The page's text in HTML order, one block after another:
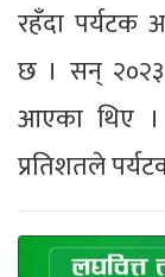
रहँदा
छ । सन् २०२३
आएका थिए ।
प्रतिशतले